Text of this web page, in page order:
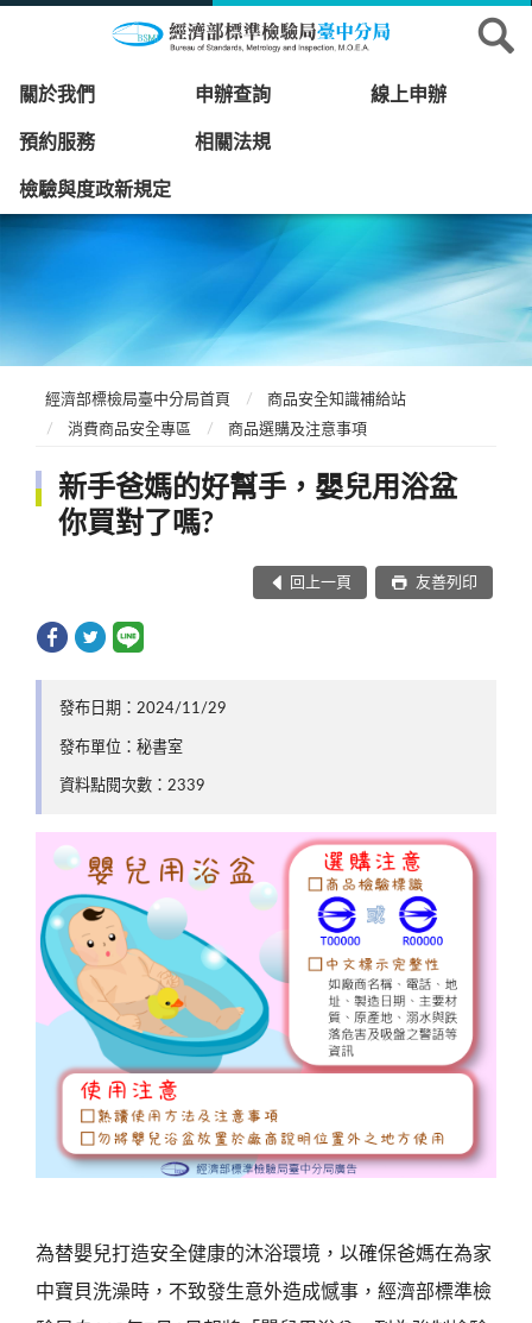
關於我們 申辦查詢 線上申辦
預約服務 相關法規
檢驗與度政新規定
經濟部標檢局臺中分局首頁
商品安全知識補給站
消費商品安全專區
商品選購及注意事項
新手爸媽的好幫手，嬰兒用浴盆
你買對了嗎?
回上一頁 友善列印
發布日期：2024/11/29
發布單位：秘書室
資料點閱次數：2339
為替嬰兒打造安全健康的沐浴環境，以確保爸媽在為家
中寶貝洗澡時，不致發生意外造成憾事，經濟部標準檢